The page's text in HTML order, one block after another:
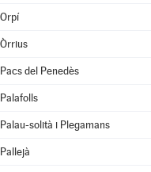
Orpí
Òrrius
Pacs del Penedès
Palafolls
Palau-solità i Plegamans
Pallejà